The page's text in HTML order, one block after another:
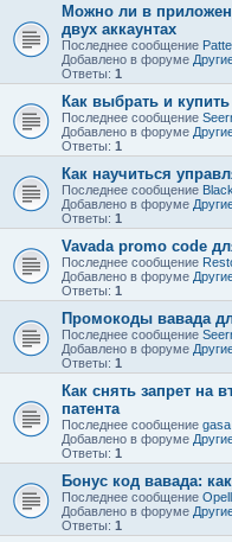
Можно ли в
двух аккаунтах
Последнее сообщение
Добавлено в форуме
Ответы: 1
Как выбрать и
Последнее сообщение
Добавлено в форуме
Ответы: 1
Как научиться
Последнее сообщение
Добавлено в форуме
Ответы: 1
Vavada promo code
Последнее сообщение
Добавлено в форуме
Ответы: 1
Промокоды вавада
Последнее сообщение
Добавлено в форуме
Ответы: 1
Как снять запрет на
патента
Последнее сообщение gasa
Добавлено в форуме
Ответы: 1
Бонус код вавада:
Последнее сообщение Opell
Добавлено в форуме
Ответы: 1